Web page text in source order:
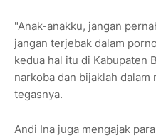
"Anak-anakku, jangan
jangan terjebak dalam
kedua hal itu di Kabupaten
narkoba dan bijaklah
tegasnya.
Andi Ina juga mengajak